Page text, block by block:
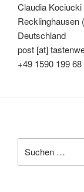
Claudia Kociucki
Recklinghausen
Deutschland
post [at]
+49 1590 199 68
nach: